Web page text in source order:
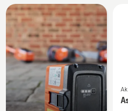
Rodyti
visus
produktus